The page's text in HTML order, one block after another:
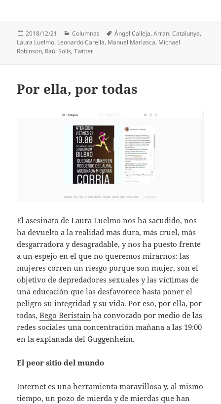
Publicado
el
2018/12/21 Categorías
Columnas Etiquetas
Ángel Calleja,Arran,Catalunya,
Laura Luelmo, Leonardo Carella, Manuel Marlasca, Michael
Robinson, Raúl Solís,Twitter
Por ella, por todas
El asesinato de Laura Luelmo nos ha sacudido, nos
ha devuelto a la realidad más dura, más cruel, más
desgarradora y desagradable, y nos ha puesto frente
a un espejo en el que no queremos mirarnos: las
mujeres corren un riesgo porque son mujer, son el
objetivo de depredadores sexuales y las víctimas de
una educación que las desfavorece hasta poner el
peligro su integridad y su vida. Por eso, por ella, por
todas,Bego Beristain ha convocado por medio de las
redes sociales una concentración mañana a las 19:00
en la explanada del Guggenheim.
El peor sitio del mundo
Internet es una herramienta maravillosa y, al mismo
tiempo, un pozo de mierda y de mierdas que han